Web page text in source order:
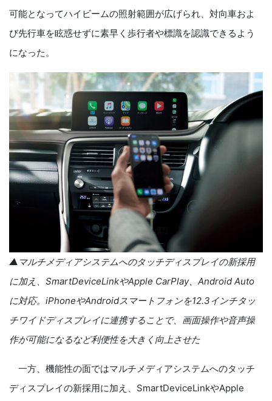
可能となってハイビームの照射範囲が広げられ、対向車およ
び先行車を眩惑せずに素早く歩行者や標識を認識できるよう
になった。
▲マルチメディアシステムへのタッチディスプレイの新採用
に加え、 SmartDeviceLinkやApple CarPlay、 Android Auto
に対応。 iPhoneやAndroidスマートフォンを12.3インチタッ
チワイドディスプレイに連携することで、画面操作や音声操
作が可能になるなど利便性を大きく向上させた
一方、機能性の面ではマルチメディアシステムへのタッチ
ディスプレイの新採用に加え、 SmartDeviceLinkやApple